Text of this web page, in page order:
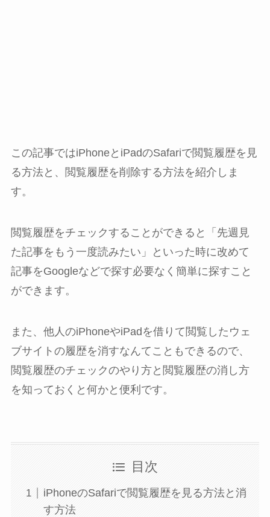
この記事ではiPhoneとiPadのSafariで閲覧履歴を見
る方法と、閲覧履歴を削除する方法を紹介しま
す。
閲覧履歴をチェックすることができると「先週見
た記事をもう一度読みたい」といった時に改めて
記事をGoogleなどで探す必要なく簡単に探すこと
ができます。
また、他人のiPhoneやiPadを借りて閲覧したウェ
ブサイトの履歴を消すなんてこともできるので、
閲覧履歴のチェックのやり方と閲覧履歴の消し方
を知っておくと何かと便利です。
目次
iPhoneのSafariで閲覧履歴を見る方法と消
す方法